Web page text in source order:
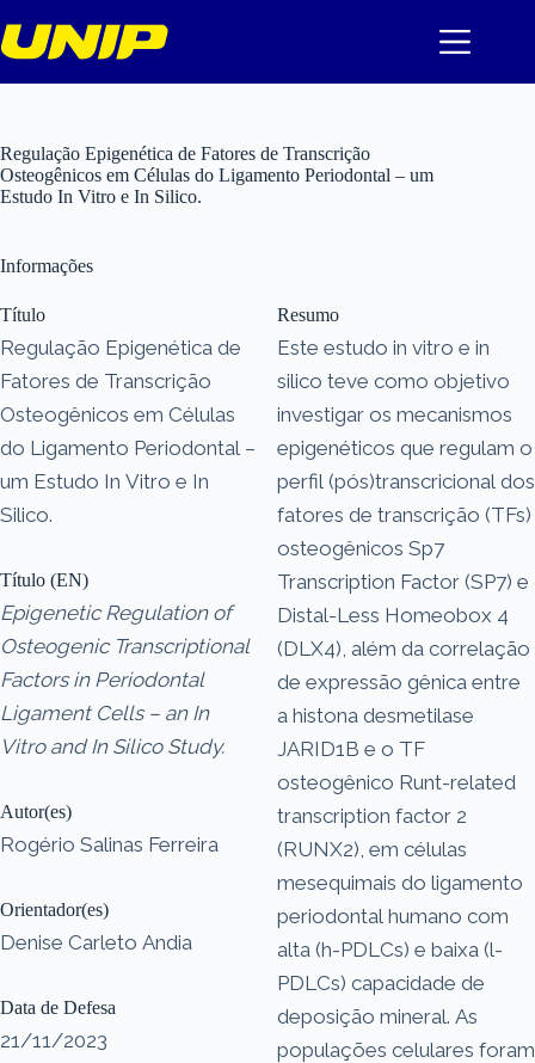
para
o
Regulação Epigenética de Fatores de Transcrição
Osteogênicos em Células do Ligamento Periodontal – um
Estudo In Vitro e In Silico.
Informações
Título
Regulação Epigenética de
Fatores de Transcrição
Osteogênicos em Células
do Ligamento Periodontal –
um Estudo In Vitro e In
Silico.
Título (EN)
Epigenetic Regulation of
Osteogenic Transcriptional
Factors in Periodontal
Ligament Cells – an In
Vitro and In Silico Study.
Autor(es)
Rogério Salinas Ferreira
Orientador(es)
Denise Carleto Andia
Data de Defesa
21/11/2023
Resumo
Este estudo in vitro e in
silico teve como objetivo
investigar os mecanismos
epigenéticos que regulam o
perfil (pós)transcricional dos
fatores de transcrição (TFs)
osteogênicos Sp7
Transcription Factor (SP7) e
Distal-Less Homeobox 4
(DLX4), além da correlação
de expressão gênica entre
a histona desmetilase
JARID1B e o TF
osteogênico Runt-related
transcription factor 2
(RUNX2), em células
mesequimais do ligamento
periodontal humano com
alta (h-PDLCs) e baixa (l-
PDLCs) capacidade de
deposição mineral. As
populações celulares foram